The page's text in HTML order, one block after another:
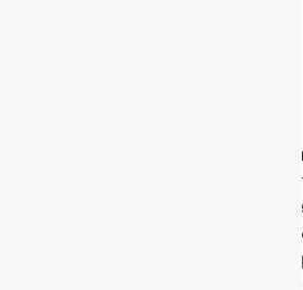
(Limoges, ON – Vendredi 15
Aujourd’hui, le parc aquatique
, le plus grand du
jeux d’eau créé
,